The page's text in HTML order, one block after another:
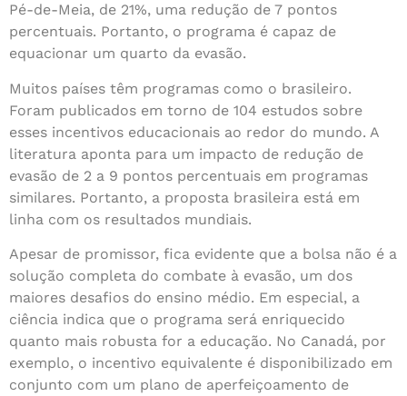
Pé-de-Meia, de 21%, uma redução de 7 pontos
percentuais. Portanto, o programa é capaz de
equacionar um quarto da evasão.
Muitos países têm programas como o brasileiro.
Foram publicados em torno de 104 estudos sobre
esses incentivos educacionais ao redor do mundo. A
literatura aponta para um impacto de redução de
evasão de 2 a 9 pontos percentuais em programas
similares. Portanto, a proposta brasileira está em
linha com os resultados mundiais.
Apesar de promissor, fica evidente que a bolsa não é a
solução completa do combate à evasão, um dos
maiores desafios do ensino médio. Em especial, a
ciência indica que o programa será enriquecido
quanto mais robusta for a educação. No Canadá, por
exemplo, o incentivo equivalente é disponibilizado em
conjunto com um plano de aperfeiçoamento de